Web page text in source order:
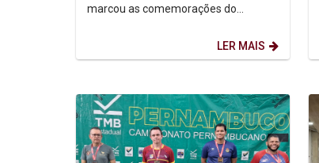
marcou as comemorações do
da Universidade Católica de...LER MAIS